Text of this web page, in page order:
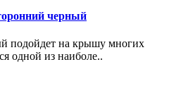
черный
подойдет на крышу многих
одной из наиболе..